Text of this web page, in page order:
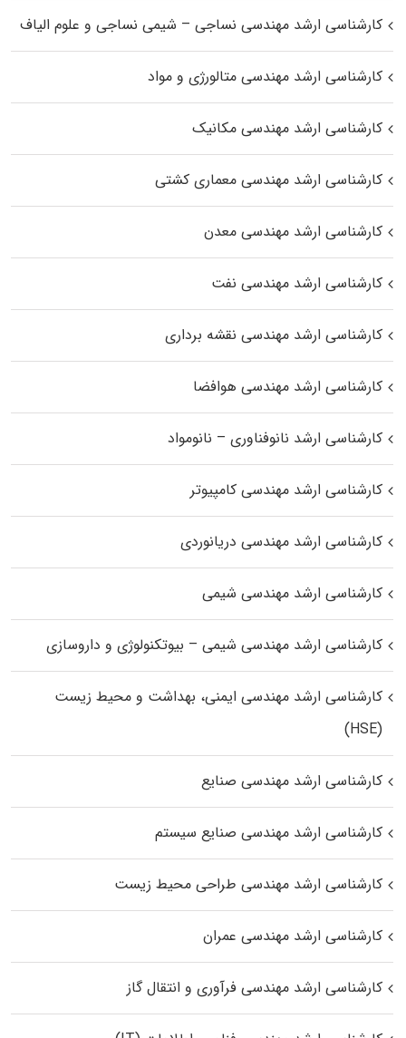
کارشناسی ارشد مهندسی نساجی – شیمی نساجی و علوم الیاف
کارشناسی ارشد مهندسی متالورژی و مواد
کارشناسی ارشد مهندسی مکانیک
کارشناسی ارشد مهندسی معماری کشتی
کارشناسی ارشد مهندسی معدن
کارشناسی ارشد مهندسی نفت
کارشناسی ارشد مهندسی نقشه برداری
کارشناسی ارشد مهندسی هوافضا
کارشناسی ارشد نانوفناوری – نانومواد
کارشناسی ارشد مهندسی کامپیوتر
کارشناسی ارشد مهندسی دریانوردی
کارشناسی ارشد مهندسی شیمی
کارشناسی ارشد مهندسی شیمی – بیوتکنولوژی و داروسازی
کارشناسی ارشد مهندسی ایمنی، بهداشت و محیط زیست
(HSE)
کارشناسی ارشد مهندسی صنایع
کارشناسی ارشد مهندسی صنایع سیستم
کارشناسی ارشد مهندسی طراحی محیط زیست
کارشناسی ارشد مهندسی عمران
کارشناسی ارشد مهندسی فرآوری و انتقال گاز